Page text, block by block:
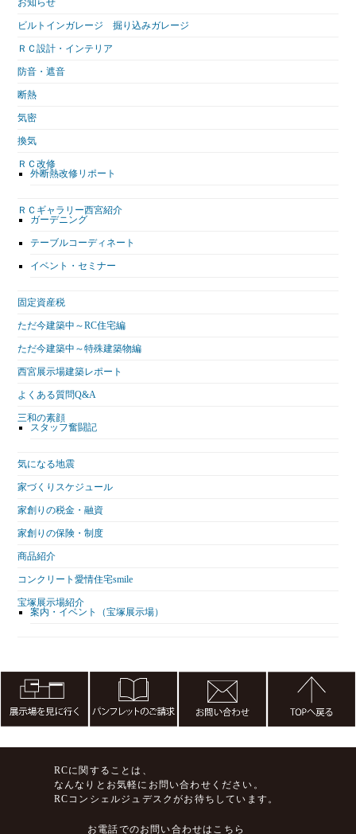
お知らせ
ビルトインガレージ 掘り込みガレージ
ＲＣ設計・インテリア
防音・遮音
断熱
気密
換気
ＲＣ改修
外断熱改修リポート
ＲＣギャラリー西宮紹介
ガーデニング
テーブルコーディネート
イベント・セミナー
固定資産税
ただ今建築中～RC住宅編
ただ今建築中～特殊建築物編
西宮展示場建築レポート
よくある質問Q&A
三和の素顔
スタッフ奮闘記
気になる地震
家づくりスケジュール
家創りの税金・融資
家創りの保険・制度
商品紹介
コンクリート愛情住宅smile
宝塚展示場紹介
案内・イベント（宝塚展示場）
RCに関することは、
なんなりとお気軽にお問い合わせください。
RCコンシェルジュデスクがお待ちしています。
お電話でのお問い合わせはこちら